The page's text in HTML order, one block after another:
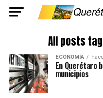
All posts
ECONOMÍA
En Querétaro
municipios